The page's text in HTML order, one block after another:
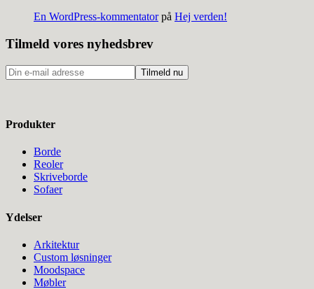
En WordPress-kommentatorpå Hej verden!
Tilmeld vores nyhedsbrev
Produkter
Borde
Reoler
Skriveborde
Sofaer
Ydelser
Arkitektur
Custom løsninger
Moodspace
Møbler